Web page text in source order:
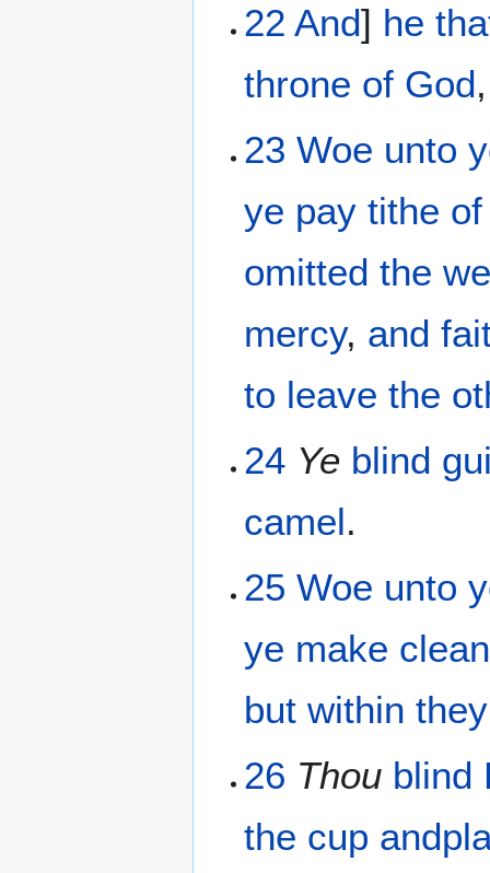
22 And] he
throne of God
23 Woe unto
ye pay tithe
omitted the
mercy, and
to leave the
24 Ye blind
camel.
25 Woe unto
ye make clean
but within
26 Thou blind
the cup and